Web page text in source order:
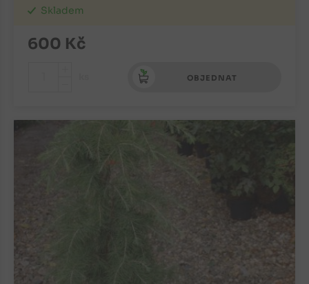
Skladem
600 Kč
OBJEDNAT